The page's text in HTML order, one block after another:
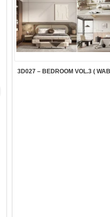
3D027 – BEDROOM VOL.3 (